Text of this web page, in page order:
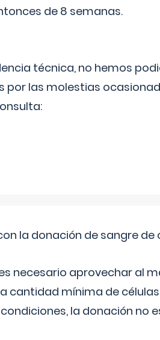
de 8 semanas.
técnica, no hemos
por las molestias
la donación de sangre de
necesario aprovechar al
cantidad mínima de
la donación no